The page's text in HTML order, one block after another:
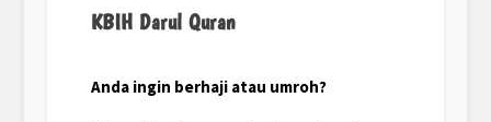
KBIH Darul Quran
Anda ingin berhaji atau umroh?